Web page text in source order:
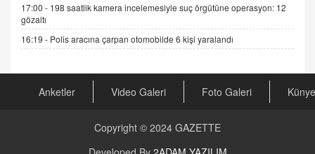
AV. RÜMEYSA ÖZKALE
Arabulucuya Başvuru Şartı
CAN UĞURATEŞ
Değişen yapısıyla Suriye
GÜNLÜK BURÇ YORUMU
17:00 - 198 saatlik kamera incelemesiyle suç örgütüne operasyon: 12
gözaltı
16:19 - Polis aracına çarpan otomobilde 6 kişi yaralandı
Anketler Video Galeri Foto Galeri Künye
Copyright © 2024 GAZETTE